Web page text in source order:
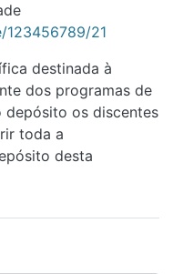
123456789/21
destinada à
dos programas de
depósito os discentes
toda a
desta